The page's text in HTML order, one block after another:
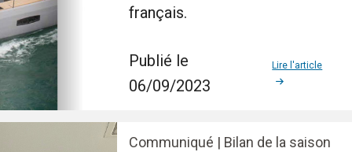
français.
Publié le
06/09/2023
Lire l'article
Communiqué | Bilan de la saison